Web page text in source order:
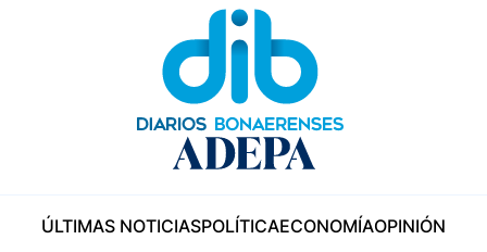
ÚLTIMAS NOTICIASPOLÍTICAECONOMÍAOPINIÓN